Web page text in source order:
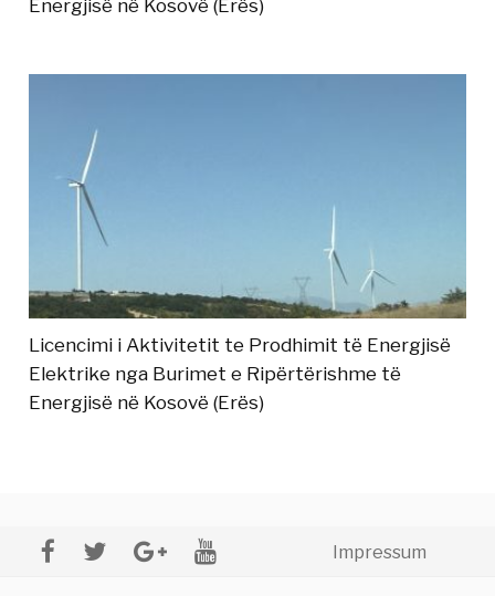
Energjisë në Kosovë (Erës)
Licencimi i Aktivitetit te Prodhimit të Energjisë
Elektrike nga Burimet e Ripërtërishme të
Energjisë në Kosovë (Erës)
Impressum